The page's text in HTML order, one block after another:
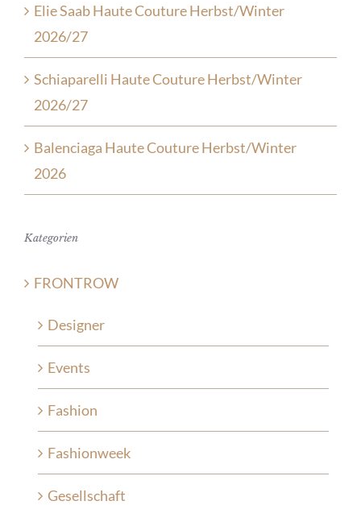
Elie Saab Haute Couture Herbst/Winter
2026/27
Schiaparelli Haute Couture Herbst/Winter
2026/27
Balenciaga Haute Couture Herbst/Winter
2026
Kategorien
FRONTROW
Designer
Events
Fashion
Fashionweek
Gesellschaft